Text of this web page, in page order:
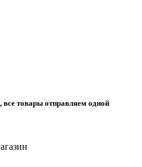
товары отправляем одной